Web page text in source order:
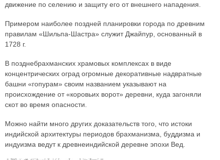
движение по селению и защиту его от внешнего нападения.
Примером наиболее поздней планировки города по древним
правилам «Шильпа-Шастра» служит Джайпур, основанный в
1728 г.
В позднебрахманских храмовых комплексах в виде
концентрических оград огромные декоративные надвратные
башни «гопурам» своим названием указывают на
происхождение от «коровьих ворот» деревни, куда загоняли
скот во время опасности.
Можно найти много других доказательств того, что истоки
индийской архитектуры периодов брахманизма, буддизма и
индуизма ведут к древнеиндийской деревне эпохи Вед.